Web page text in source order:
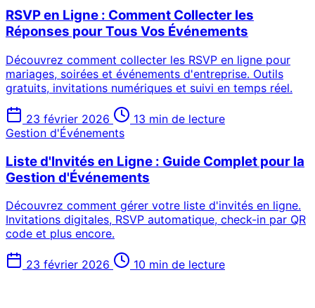
RSVP en Ligne : Comment Collecter les
Réponses pour Tous Vos Événements
Découvrez comment collecter les RSVP en ligne pour
mariages, soirées et événements d'entreprise. Outils
gratuits, invitations numériques et suivi en temps réel.
23 février 2026
13 min de lecture
Gestion d'Événements
Liste d'Invités en Ligne : Guide Complet pour la
Gestion d'Événements
Découvrez comment gérer votre liste d'invités en ligne.
Invitations digitales, RSVP automatique, check-in par QR
code et plus encore.
23 février 2026 10 min de lecture